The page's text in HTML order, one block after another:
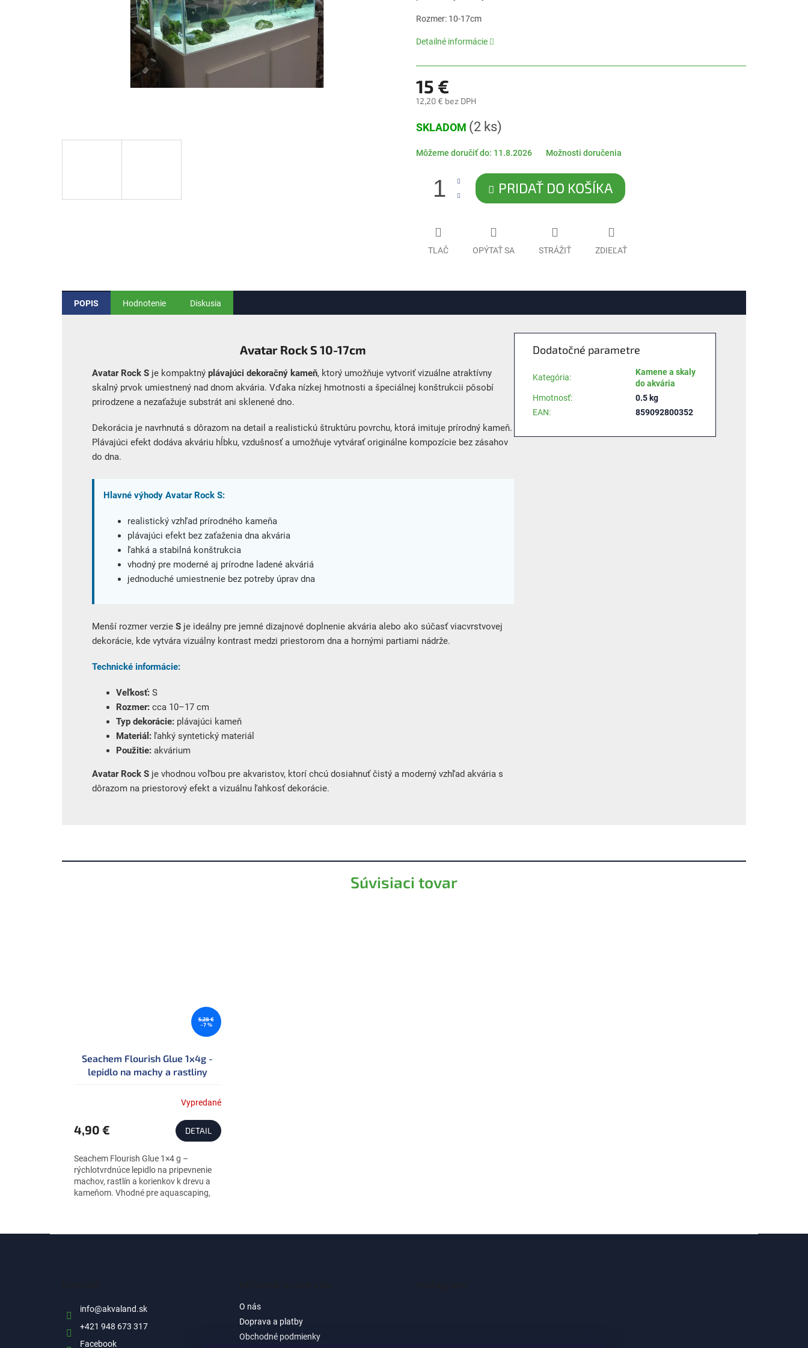
z
hviezdičiek.
Rozmer: 10-17cm
Detailné informácie
15 €
12,20 € bez DPH
cena:
SKLADOM (2 ks)
Môžeme doručiť do: 11.8.2026 Možnosti doručenia
PRIDAŤ DO KOŠÍKA
TLAČ OPÝTAŤ SA STRÁŽIŤ ZDIEĽAŤ
Súvisiaci tovar
5,28 €
–7 %
Seachem Flourish Glue 1x4g -
lepidlo na machy a rastliny
Vypredané
4,90 € DETAIL
Seachem Flourish Glue 1×4 g –
rýchlotvrdnúce lepidlo na pripevnenie
machov, rastlín a korienkov k drevu a
kameňom. Vhodné pre aquascaping,
POPIS Hodnotenie Diskusia
Avatar Rock S 10-17cm
Avatar Rock S je kompaktný plávajúci dekoračný kameň, ktorý umožňuje vytvoriť vizuálne atraktívny
skalný prvok umiestnený nad dnom akvária. Vďaka nízkej hmotnosti a špeciálnej konštrukcii pôsobí
prirodzene a nezaťažuje substrát ani sklenené dno.
Dekorácia je navrhnutá s dôrazom na detail a realistickú štruktúru povrchu, ktorá imituje prírodný kameň.
Plávajúci efekt dodáva akváriu hĺbku, vzdušnosť a umožňuje vytvárať originálne kompozície bez zásahov
do dna.
Hlavné výhody Avatar Rock S:
realistický vzhľad prírodného kameňa
plávajúci efekt bez zaťaženia dna akvária
ľahká a stabilná konštrukcia
vhodný pre moderné aj prírodne ladené akváriá
jednoduché umiestnenie bez potreby úprav dna
Menší rozmer verzie S je ideálny pre jemné dizajnové doplnenie akvária alebo ako súčasť viacvrstvovej
dekorácie, kde vytvára vizuálny kontrast medzi priestorom dna a hornými partiami nádrže.
Technické informácie:
Veľkosť: S
Rozmer: cca 10–17 cm
Typ dekorácie: plávajúci kameň
Materiál: ľahký syntetický materiál
Použitie: akvárium
Avatar Rock S je vhodnou voľbou pre akvaristov, ktorí chcú dosiahnuť čistý a moderný vzhľad akvária s
dôrazom na priestorový efekt a vizuálnu ľahkosť dekorácie.
Dodatočné parametre
Kategória:
Kamene a skaly
do akvária
Hmotnosť:
0.5 kg
EAN: 859092800352
info@akvaland.sk
+421 948 673 317
Facebook
O nás
Doprava a platby
Obchodné podmienky